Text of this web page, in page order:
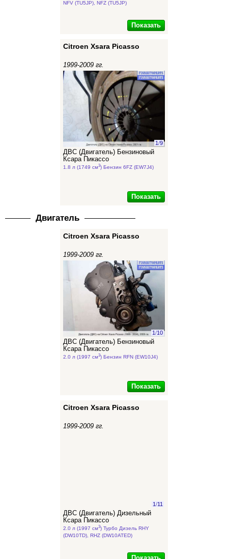
NFV (TU5JP), NFZ (TU5JP)
Показать
Citroen Xsara Picasso
1999-2009 гг.
1/9
ДВС (Двигатель) Бензиновый
Ксара Пикассо
1.8 л (1749 см3) Бензин 6FZ (EW7J4)
Показать
Двигатель
Citroen Xsara Picasso
1999-2009 гг.
1/10
ДВС (Двигатель) Бензиновый
Ксара Пикассо
2.0 л (1997 см3) Бензин RFN (EW10J4)
Показать
Citroen Xsara Picasso
1999-2009 гг.
1/11
ДВС (Двигатель) Дизельный
Ксара Пикассо
2.0 л (1997 см3) Турбо Дизель RHY
(DW10TD), RHZ (DW10ATED)